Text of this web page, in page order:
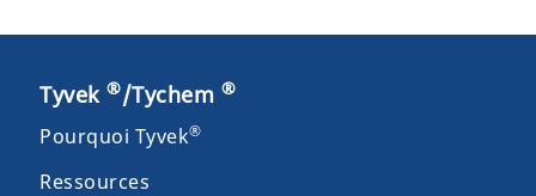
Tyvek ®/Tychem ®
Pourquoi Tyvek®
Ressources